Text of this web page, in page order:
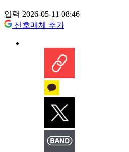
입력 2026-05-11 08:46
선호매체 추가